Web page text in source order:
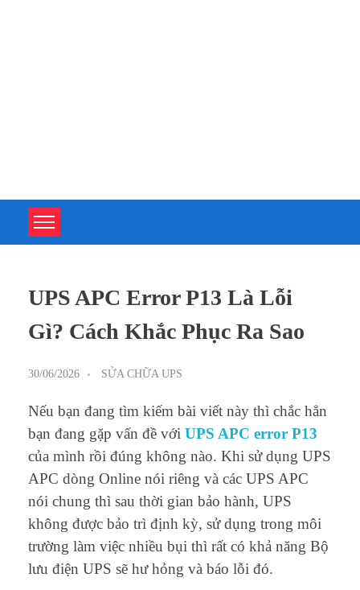
UPS APC Error P13 Là Lỗi
Gì? Cách Khắc Phục Ra Sao
30/06/2026 SỬA CHỮA UPS
Nếu bạn đang tìm kiếm bài viết này thì chắc hẳn
bạn đang gặp vấn đề với UPS APC error P13
của mình rồi đúng không nào. Khi sử dụng UPS
APC dòng Online nói riêng và các UPS APC
nói chung thì sau thời gian bảo hành, UPS
không được bảo trì định kỳ, sử dụng trong môi
trường làm việc nhiều bụi thì rất có khả năng Bộ
lưu điện UPS sẽ hư hỏng và báo lỗi đó.